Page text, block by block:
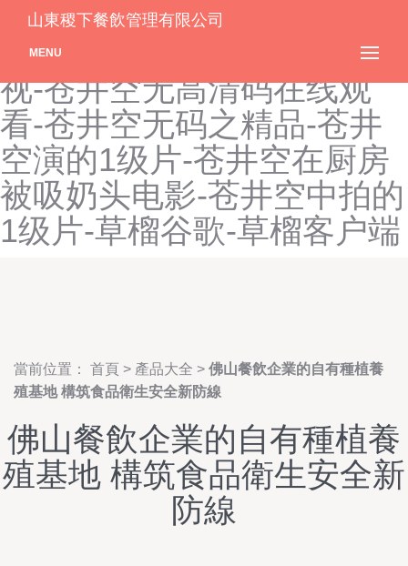
苍井空波多野结衣AA片-苍
井空大战-苍井空的挑色影
视-苍井空无高清码在线观
看-苍井空无码之精品-苍井
空演的1级片-苍井空在厨房
被吸奶头电影-苍井空中拍的
1级片-草榴谷歌-草榴客户端
山東稷下餐飲管理有限公司
MENU
當前位置： 首頁 > 產品大全 > 佛山餐飲企業的自有種植養
殖基地 構筑食品衛生安全新防線
佛山餐飲企業的自有種植養
殖基地 構筑食品衛生安全新
防線